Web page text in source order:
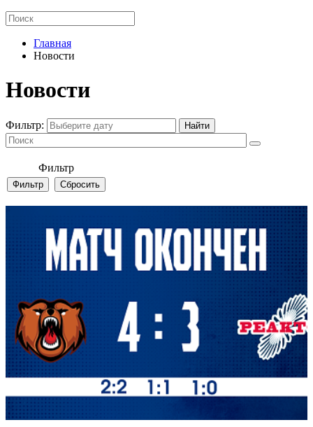
Главная
Новости
Новости
Фильтр:
Фильтр